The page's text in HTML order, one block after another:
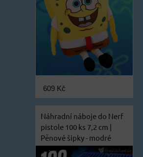
609 Kč
Náhradní náboje do Nerf
pistole 100 ks 7,2 cm |
Pěnové šipky - modré